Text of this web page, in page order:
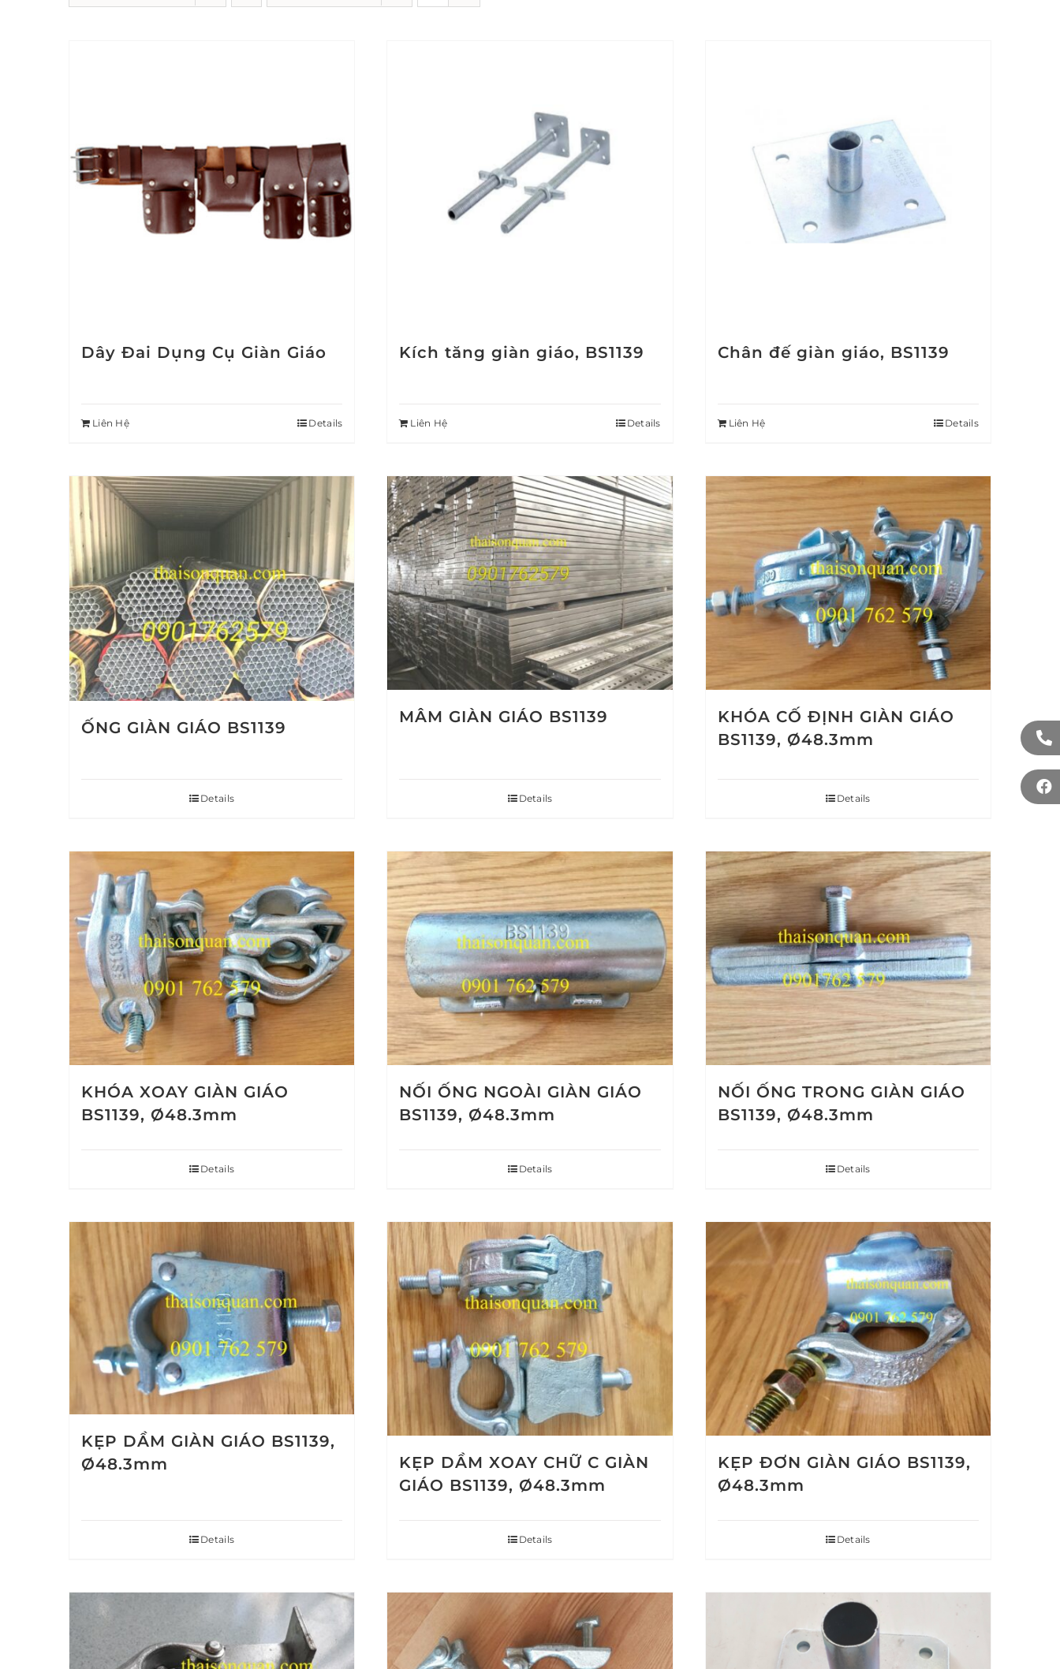
Dây Đai Dụng Cụ Giàn Giáo
Liên Hệ Details
Kích tăng giàn giáo, BS1139
Liên Hệ Details
Chân đế giàn giáo, BS1139
Liên Hệ Details
ỐNG GIÀN GIÁO BS1139
Details
MÂM GIÀN GIÁO BS1139
Details
KHÓA CỐ ĐỊNH GIÀN GIÁO
BS1139, Ø48.3mm
Details
KHÓA XOAY GIÀN GIÁO
BS1139, Ø48.3mm
Details
NỐI ỐNG NGOÀI GIÀN GIÁO
BS1139, Ø48.3mm
Details
NỐI ỐNG TRONG GIÀN GIÁO
BS1139, Ø48.3mm
Details
KẸP DẦM GIÀN GIÁO BS1139,
Ø48.3mm
Details
KẸP DẦM XOAY CHỮ C GIÀN
GIÁO BS1139, Ø48.3mm
Details
KẸP ĐƠN GIÀN GIÁO BS1139,
Ø48.3mm
Details